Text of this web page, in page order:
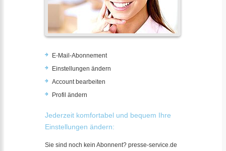
E-Mail-Abonnement
Einstellungen ändern
Account bearbeiten
Profil ändern
Jederzeit komfortabel und bequem Ihre
Einstellungen ändern:
Sie sind noch kein Abonnent? presse-service.de